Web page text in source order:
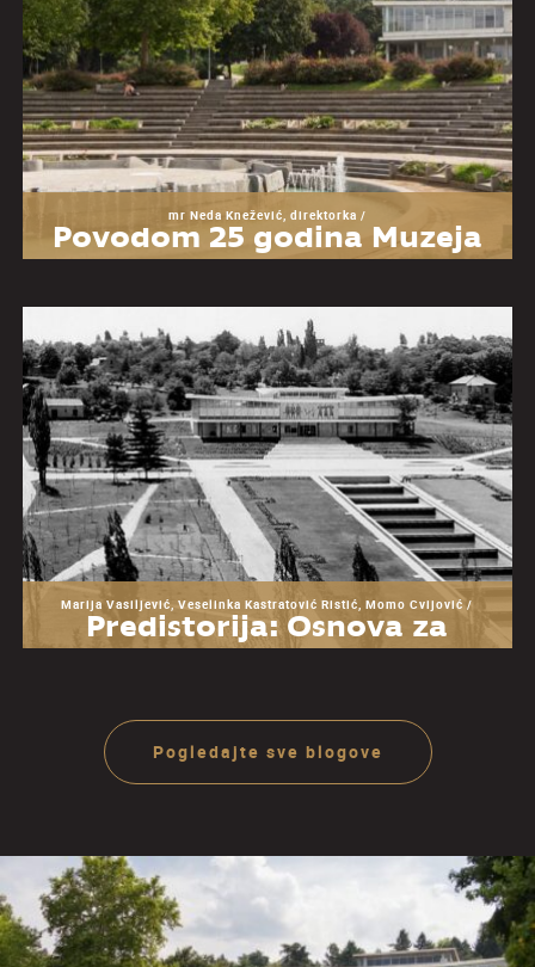
mr Neda Knežević, direktorka /
Povodom 25 godina Muzeja
Marija Vasiljević, Veselinka Kastratović Ristić, Momo Cvijović /
Predistorija: Osnova za
Pogledajte sve blogove